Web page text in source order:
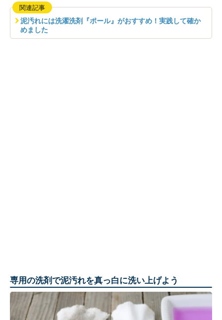
関連記事
泥汚れには洗濯洗剤『ポール』がおすすめ！実践して確か
めました
専用の洗剤で泥汚れを真っ白に洗い上げよう